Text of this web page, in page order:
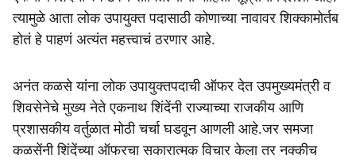
त्यामुळे आता लोक उपायुक्त पदासाठी कोणाच्या नावावर शिक्कामोर्तब
होतं हे पाहणं अत्यंत महत्त्वाचं ठरणार आहे.
अनंत कळसे यांना लोक उपायुक्तपदाची ऑफर देत उपमुख्यमंत्री व
शिवसेनेचे मुख्य नेते एकनाथ शिंदेंनी राज्याच्या राजकीय आणि
प्रशासकीय वर्तुळात मोठी चर्चा घडवून आणली आहे.जर समजा
कळसेंनी शिंदेंच्या ऑफरचा सकारात्मक विचार केला तर नक्कीच